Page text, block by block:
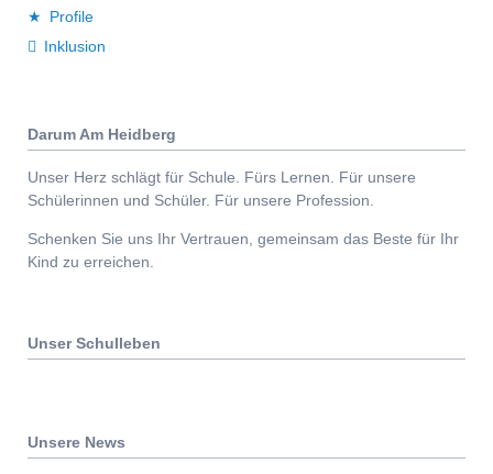
Profile
Inklusion
Darum Am Heidberg
Unser Herz schlägt für Schule. Fürs Lernen. Für unsere
Schülerinnen und Schüler. Für unsere Profession.
Schenken Sie uns Ihr Vertrauen, gemeinsam das Beste für Ihr
Kind zu erreichen.
Unser Schulleben
Unsere News